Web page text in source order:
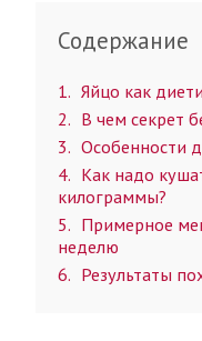
Содержание
1
Яйцо как
2
В чем секрет
3
Особенности
4
Как надо
килограммы?
5
Примерное
неделю
6
Результаты